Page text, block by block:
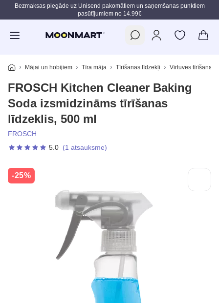
Pāriet uz galveno saturu
Bezmaksas piegāde uz Unisend pakomātiem un saņemšanas punktiem
pasūtījumiem no 14.99€
Mājai un hobijiem Tīra māja Tīrīšanas līdzekļi Virtuves tīrīšanas
FROSCH Kitchen Cleaner Baking
Soda izsmidzināms tīrīšanas
līdzeklis, 500 ml
FROSCH
5.0 (1 atsauksme)
-25%